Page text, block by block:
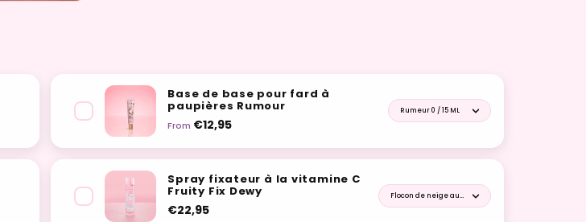
Base de base pour fard à
paupières Rumour
From €12,95
Shade for Base de base pour
Spray fixateur à la vitamine C
Fruity Fix Dewy
€22,95
Shade for Spray fixateur à la